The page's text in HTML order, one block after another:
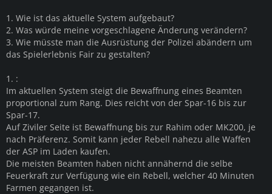
1. Wie ist das aktuelle System aufgebaut?
2. Was würde meine vorgeschlagene Änderung verändern?
3. Wie müsste man die Ausrüstung der Polizei abändern um
das Spielerlebnis Fair zu gestalten?
1. :
Im aktuellen System steigt die Bewaffnung eines Beamten
proportional zum Rang. Dies reicht von der Spar-16 bis zur
Spar-17.
Auf Ziviler Seite ist Bewaffnung bis zur Rahim oder MK200, je
nach Präferenz. Somit kann jeder Rebell nahezu alle Waffen
der ASP im Laden kaufen.
Die meisten Beamten haben nicht annähernd die selbe
Feuerkraft zur Verfügung wie ein Rebell, welcher 40 Minuten
Farmen gegangen ist.